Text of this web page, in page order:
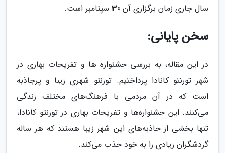
سال جاری زمان برگزاری آن 30 سپتامبر است.
سخن پایانی:
در این مقاله، به بررسی جشنواره ها و تفریحات بهاری در
شهر تورنتو کانادا پرداختیم. تورنتو شهری زیبا و پرجاذبه
است که در آن مردمی با فرهنگ‌های مختلف زندگی
می‌کنند. این جشنواره‌ها و تفریحات بهاری در تورنتو کانادا،
تنها بخشی از جاذبه‌های این شهر زیبا هستند که هر ساله
گردشگران زیادی را به خود جذب می‌کند.